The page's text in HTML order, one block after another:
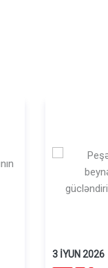
3 İYUN 2026